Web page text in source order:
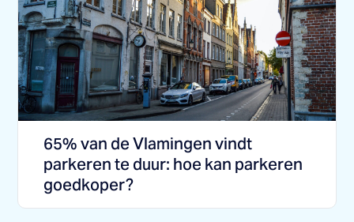
65% van de Vlamingen vindt
parkeren te duur: hoe kan parkeren
goedkoper?